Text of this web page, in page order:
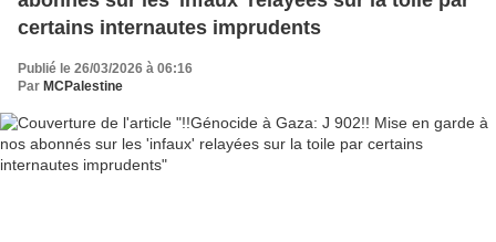
certains internautes imprudents
Publié le 26/03/2026 à 06:16
Par MCPalestine